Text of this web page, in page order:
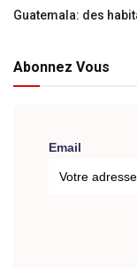
Guatemala: des
Abonnez Vous
Email